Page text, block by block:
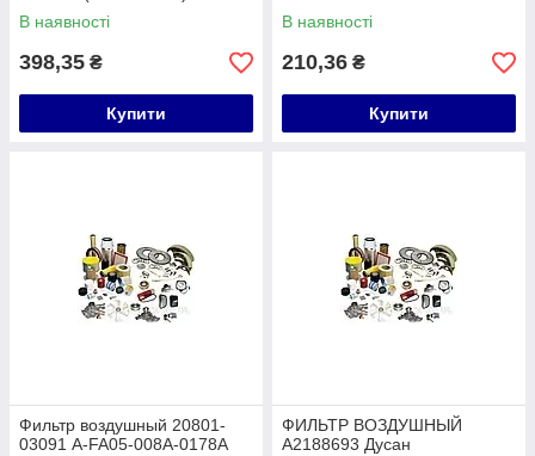
В наявності
398,35 ₴
Купити
В наявності
210,36 ₴
Купити
Фильтр воздушный 20801-
03091 A-FA05-008A-0178A
ФИЛЬТР ВОЗДУШНЫЙ
A2188693 Дусан